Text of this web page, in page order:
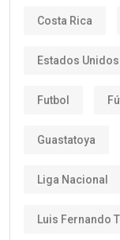
Costa Rica
Estados Unidos
Futbol
Guastatoya
Liga Nacional
Luis Fernando